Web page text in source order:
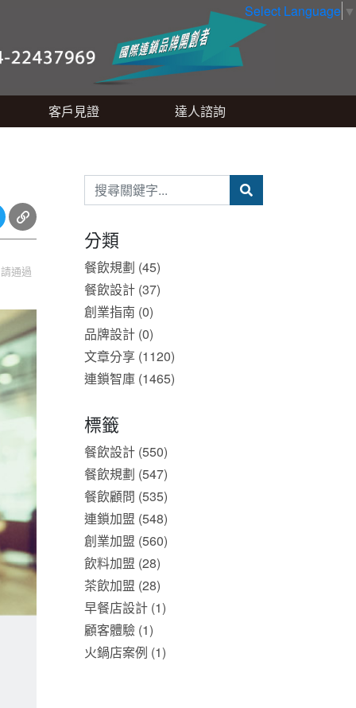
Select Language ▼
客戶見證 達人諮詢
通過
分類
餐飲規劃 (45)
餐飲設計 (37)
創業指南 (0)
品牌設計 (0)
文章分享 (1120)
連鎖智庫 (1465)
標籤
餐飲設計 (550)
餐飲規劃 (547)
餐飲顧問 (535)
連鎖加盟 (548)
創業加盟 (560)
飲料加盟 (28)
茶飲加盟 (28)
早餐店設計 (1)
顧客體驗 (1)
火鍋店案例 (1)